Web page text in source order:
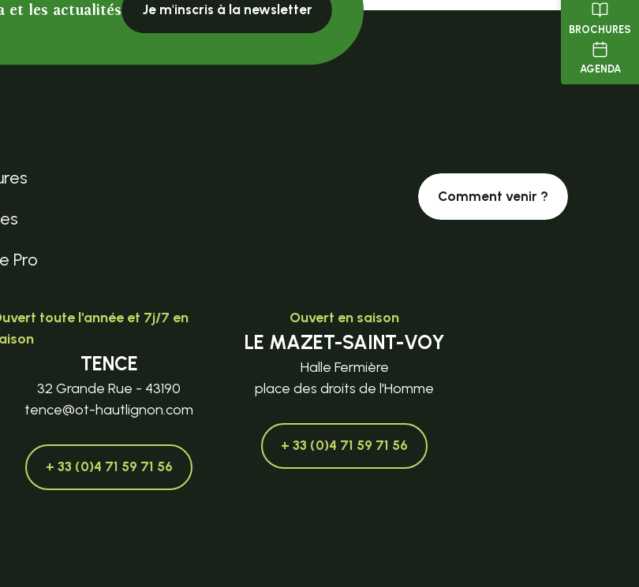
BROCHURES
AGENDA
et les actualités Je m'inscris à la newsletter
Pro
Comment venir ?
toute l'année et 7j/7 en
TENCE
32 Grande Rue - 43190
tence@ot-hautlignon.com
+ 33 (0)4 71 59 71 56
Ouvert en saison
LE MAZET-SAINT-VOY
Halle Fermière
place des droits de l'Homme
+ 33 (0)4 71 59 71 56